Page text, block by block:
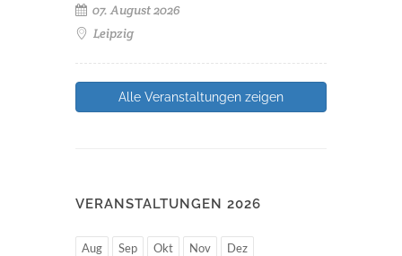
07. August 2026
Leipzig
Alle Veranstaltungen zeigen
VERANSTALTUNGEN 2026
Aug Sep Okt Nov Dez